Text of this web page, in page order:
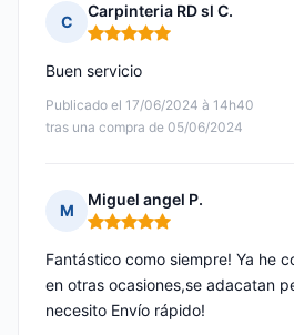
C
Carpinteria RD sl C.
Nota: 5 de 5
Publicado el 17/06/2024 à 14h40
tras una compra de 05/06/2024
Buen servicio
M
Miguel angel P.
Nota: 5 de 5
Fantástico como siempre! Ya he
en otras ocasiones,se adacatan
necesito Envío rápido!